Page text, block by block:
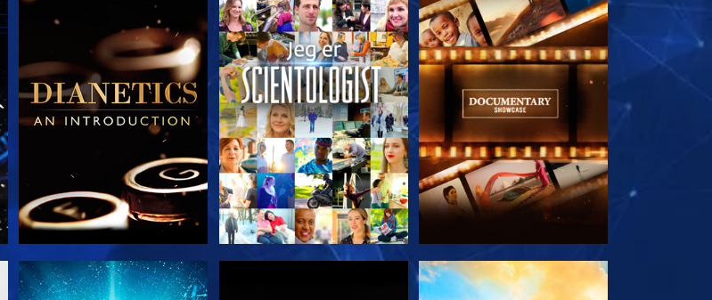
UDFORSK SERIEN UDFORSK SERIEN UDFORSK SERIEN